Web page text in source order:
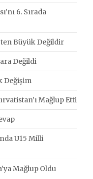
6. Sırada
Büyük Değildir
Değildi
Değişim
Mağlup Etti
U15 Milli
Mağlup Oldu